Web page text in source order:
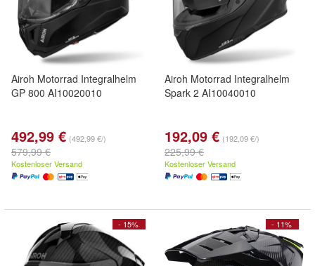
Airoh Motorrad Integralhelm
GP 800 AI10020010
492,99 € (492,99 €/)
579,99 €
Kostenloser Versand
Airoh Motorrad Integralhelm
Spark 2 AI10040010
192,09 € (192,09 €/)
225,99 €
Kostenloser Versand
- 15% - 11%